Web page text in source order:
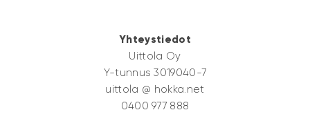
Yhteystiedot
Uittola Oy
Y-tunnus 3019040-7
uittola @ hokka.net
0400 977 888